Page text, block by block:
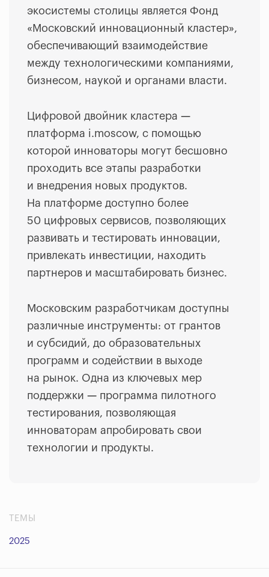
экосистемы столицы является Фонд
«Московский инновационный кластер»,
обеспечивающий взаимодействие
между технологическими компаниями,
бизнесом, наукой и органами власти.
Цифровой двойник кластера —
платформа i.moscow, с помощью
которой инноваторы могут бесшовно
проходить все этапы разработки
и внедрения новых продуктов.
На платформе доступно более
50 цифровых сервисов, позволяющих
развивать и тестировать инновации,
привлекать инвестиции, находить
партнеров и масштабировать бизнес.
Московским разработчикам доступны
различные инструменты: от грантов
и субсидий, до образовательных
программ и содействии в выходе
на рынок. Одна из ключевых мер
поддержки — программа пилотного
тестирования, позволяющая
инноваторам апробировать свои
технологии и продукты.
ТЕМЫ
2025